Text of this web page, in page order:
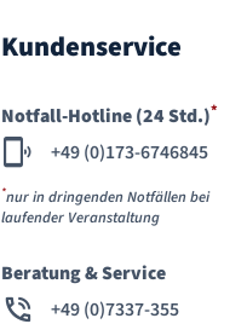
Kundenservice
Notfall-Hotline (24 Std.)*
+49 (0)173-6746845
*nur in dringenden Notfällen bei
laufender Veranstaltung
Beratung & Service
+49 (0)7337-355